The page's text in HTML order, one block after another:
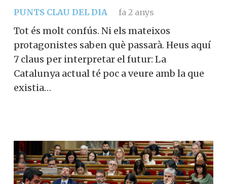
PUNTS CLAU DEL DIA fa 2 anys
Tot és molt confús. Ni els mateixos
protagonistes saben què passarà. Heus aquí
7 claus per interpretar el futur: La
Catalunya actual té poc a veure amb la que
existia…